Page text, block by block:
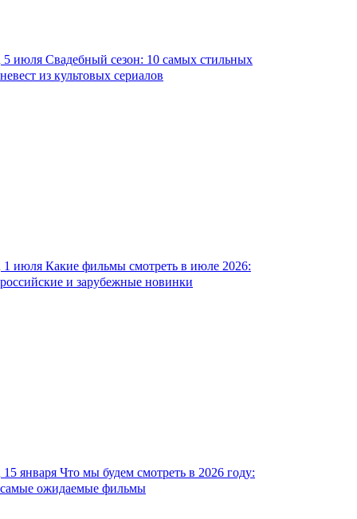
5 июля Свадебный сезон: 10 самых стильных
невест из культовых сериалов
1 июля Какие фильмы смотреть в июле 2026:
российские и зарубежные новинки
15 января Что мы будем смотреть в 2026 году:
самые ожидаемые фильмы